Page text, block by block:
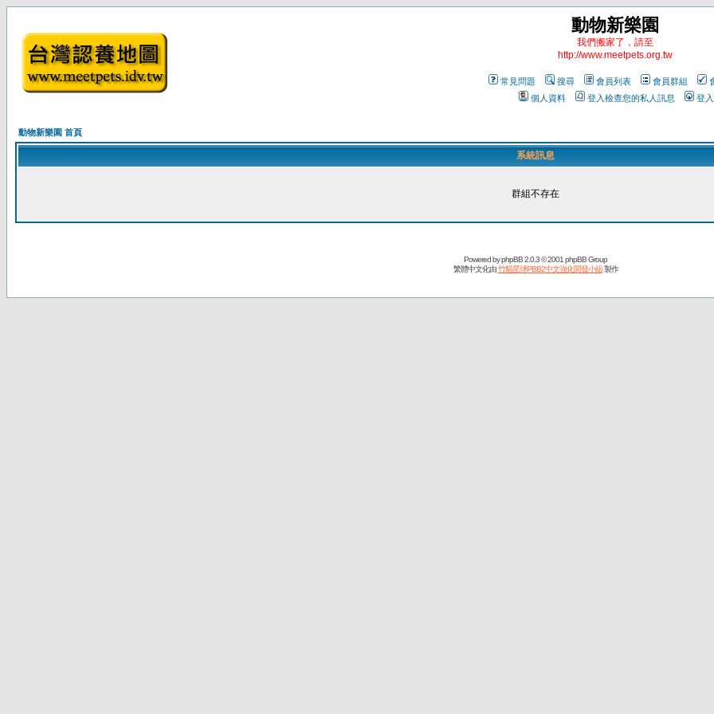
動物新樂園
我們搬家了，請至
http://www.meetpets.org.tw
常見問題 搜尋 會員列表 會員群組
個人資料
登入檢查您的私人訊息 登入
動物新樂園 首頁
系統訊息
群組不存在
Powered byphpBB2.0.3 © 2001 phpBB Group
繁體中文化由竹貓星球PBB2中文強化開發小組製作